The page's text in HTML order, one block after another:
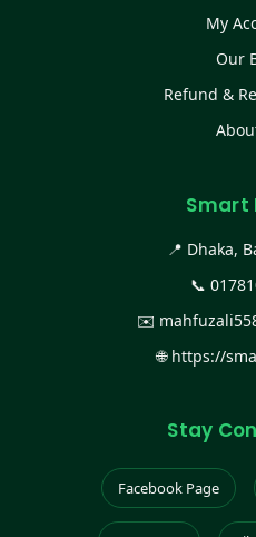
My
Our
Refund &
Smart
📍 Dhaka,
📞
✉️
🌐 https://
Stay
Facebook Page